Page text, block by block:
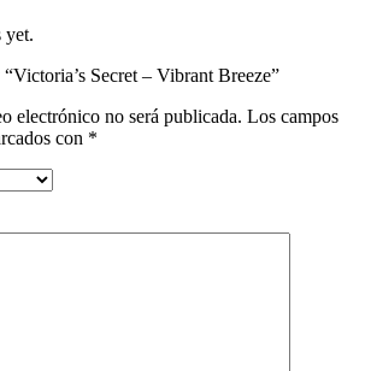
yet.
Secret – Vibrant Breeze”
electrónico no será publicada. Los campos
con *